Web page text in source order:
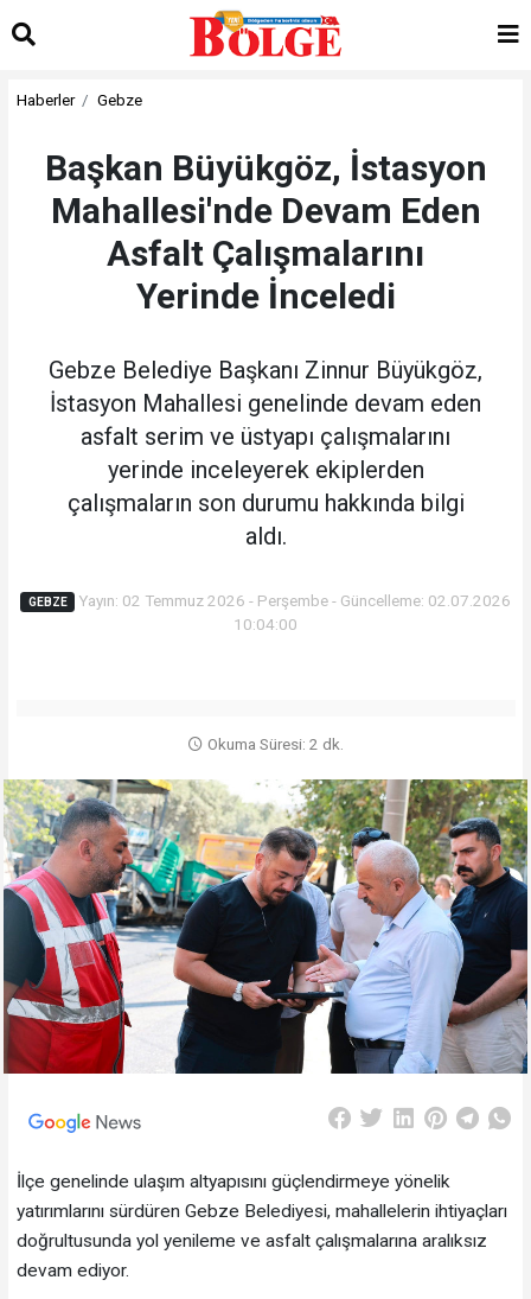
Haberler Gebze
Başkan Büyükgöz, İstasyon
Mahallesi'nde Devam Eden
Asfalt Çalışmalarını
Yerinde İnceledi
Gebze Belediye Başkanı Zinnur Büyükgöz,
İstasyon Mahallesi genelinde devam eden
asfalt serim ve üstyapı çalışmalarını
yerinde inceleyerek ekiplerden
çalışmaların son durumu hakkında bilgi
aldı.
GEBZE
Yayın: 02 Temmuz 2026 - Perşembe - Güncelleme: 02.07.2026
10:04:00
Okuma Süresi: 2 dk.
İlçe genelinde ulaşım altyapısını güçlendirmeye yönelik
yatırımlarını sürdüren Gebze Belediyesi, mahallelerin ihtiyaçları
doğrultusunda yol yenileme ve asfalt çalışmalarına aralıksız
devam ediyor.